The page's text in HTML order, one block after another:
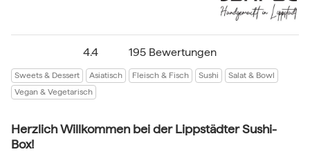
4.4 195 Bewertungen
Sweets & Dessert Asiatisch Fleisch & Fisch Sushi
Salat & Bowl
Vegan & Vegetarisch
Herzlich Willkommen bei der Lippstädter Sushi-
Box!